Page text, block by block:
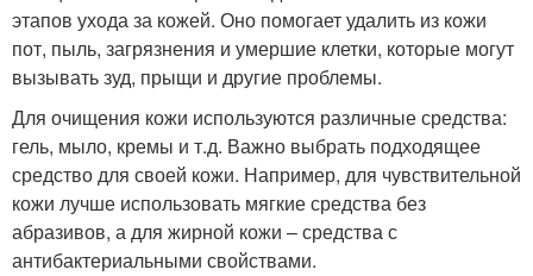
этапов ухода за кожей. Оно помогает удалить из кожи
пот, пыль, загрязнения и умершие клетки, которые могут
вызывать зуд, прыщи и другие проблемы.
Для очищения кожи используются различные средства:
гель, мыло, кремы и т.д. Важно выбрать подходящее
средство для своей кожи. Например, для чувствительной
кожи лучше использовать мягкие средства без
абразивов, а для жирной кожи – средства с
антибактериальными свойствами.